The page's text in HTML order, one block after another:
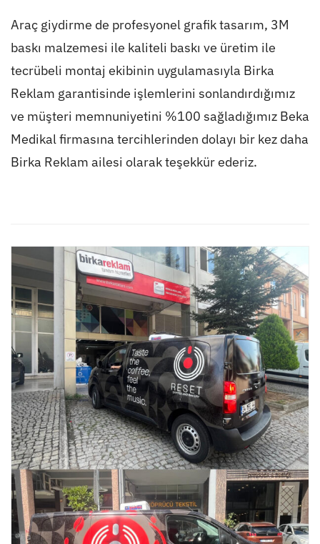
Araç giydirme de profesyonel grafik tasarım, 3M
baskı malzemesi ile kaliteli baskı ve üretim ile
tecrübeli montaj ekibinin uygulamasıyla Birka
Reklam garantisinde işlemlerini sonlandırdığımız
ve müşteri memnuniyetini %100 sağladığımız Beka
Medikal firmasına tercihlerinden dolayı bir kez daha
Birka Reklam ailesi olarak teşekkür ederiz.